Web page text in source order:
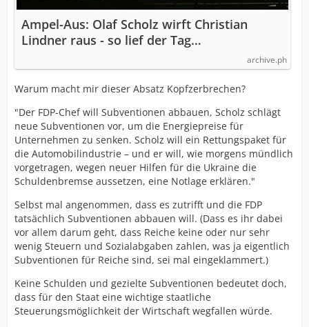
Ampel-Aus: Olaf Scholz wirft Christian
Lindner raus - so lief der Tag…
archive.ph
Warum macht mir dieser Absatz Kopfzerbrechen?
"Der FDP-Chef will Subventionen abbauen, Scholz schlägt
neue Subventionen vor, um die Energiepreise für
Unternehmen zu senken. Scholz will ein Rettungspaket für
die Automobilindustrie – und er will, wie morgens mündlich
vorgetragen, wegen neuer Hilfen für die Ukraine die
Schuldenbremse aussetzen, eine Notlage erklären."
Selbst mal angenommen, dass es zutrifft und die FDP
tatsächlich Subventionen abbauen will. (Dass es ihr dabei
vor allem darum geht, dass Reiche keine oder nur sehr
wenig Steuern und Sozialabgaben zahlen, was ja eigentlich
Subventionen für Reiche sind, sei mal eingeklammert.)
Keine Schulden und gezielte Subventionen bedeutet doch,
dass für den Staat eine wichtige staatliche
Steuerungsmöglichkeit der Wirtschaft wegfallen würde.